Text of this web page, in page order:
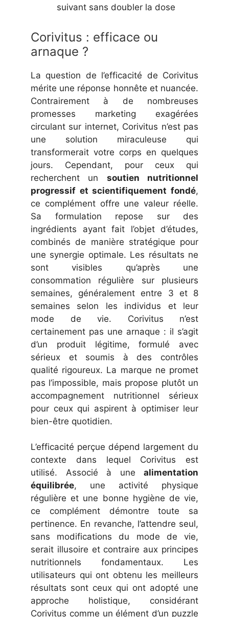
suivant sans doubler la dose
Corivitus : efficace ou
arnaque ?
La question de l’efficacité de Corivitus
mérite une réponse honnête et nuancée.
Contrairement à de nombreuses
promesses marketing exagérées
circulant sur internet, Corivitus n’est pas
une solution miraculeuse qui
transformerait votre corps en quelques
jours. Cependant, pour ceux qui
recherchent un soutien nutritionnel
progressif et scientifiquement fondé,
ce complément offre une valeur réelle.
Sa formulation repose sur des
ingrédients ayant fait l’objet d’études,
combinés de manière stratégique pour
une synergie optimale. Les résultats ne
sont visibles qu’après une
consommation régulière sur plusieurs
semaines, généralement entre 3 et 8
semaines selon les individus et leur
mode de vie. Corivitus n’est
certainement pas une arnaque : il s’agit
d’un produit légitime, formulé avec
sérieux et soumis à des contrôles
qualité rigoureux. La marque ne promet
pas l’impossible, mais propose plutôt un
accompagnement nutritionnel sérieux
pour ceux qui aspirent à optimiser leur
bien-être quotidien.
L’efficacité perçue dépend largement du
contexte dans lequel Corivitus est
utilisé. Associé à une alimentation
équilibrée, une activité physique
régulière et une bonne hygiène de vie,
ce complément démontre toute sa
pertinence. En revanche, l’attendre seul,
sans modifications du mode de vie,
serait illusoire et contraire aux principes
nutritionnels fondamentaux. Les
utilisateurs qui ont obtenu les meilleurs
résultats sont ceux qui ont adopté une
approche holistique, considérant
Corivitus comme un élément d’un puzzle